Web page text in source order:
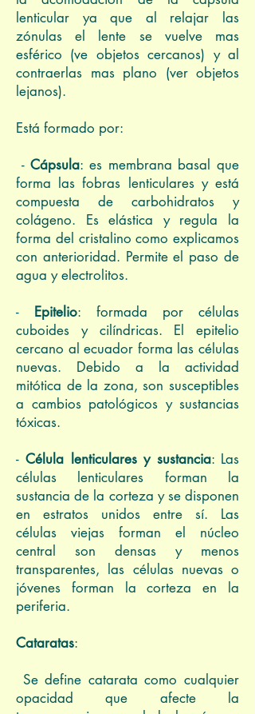
lenticular ya que al relajar las
zónulas el lente se vuelve mas
esférico (ve objetos cercanos) y al
contraerlas mas plano (ver objetos
lejanos).
Está formado por:
-Cápsula: es membrana basal que
forma las fobras lenticulares y está
compuesta de carbohidratos y
colágeno. Es elástica y regula la
forma del cristalino como explicamos
con anterioridad. Permite el paso de
agua y electrolitos.
- Epitelio: formada por células
cuboides y cilíndricas. El epitelio
cercano al ecuador forma las células
nuevas. Debido a la actividad
mitótica de la zona, son susceptibles
a cambios patológicos y sustancias
tóxicas.
-Célula lenticulares y sustancia: Las
células lenticulares forman la
sustancia de la corteza y se disponen
en estratos unidos entre sí. Las
células viejas forman el núcleo
central son densas y menos
transparentes, las células nuevas o
jóvenes forman la corteza en la
periferia.
Cataratas:
Se define catarata como cualquier
opacidad que afecte la